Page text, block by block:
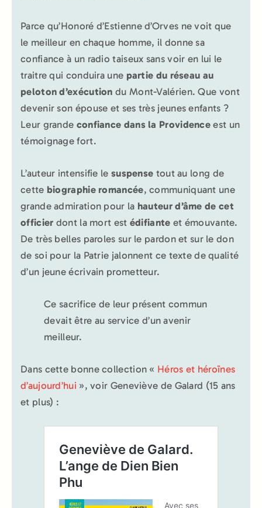
Parce qu’Honoré d’Estienne d’Orves ne voit que
le meilleur en chaque homme, il donne sa
confiance à un radio taiseux sans voir en lui le
traitre qui conduira une partie du réseau au
peloton d’exécution du Mont-Valérien. Que vont
devenir son épouse et ses très jeunes enfants ?
Leur grande confiance dans la Providence est un
témoignage fort.
L’auteur intensifie le suspense tout au long de
cette biographie romancée, communiquant une
grande admiration pour la hauteur d’âme de cet
officier dont la mort est édifiante et émouvante.
De très belles paroles sur le pardon et sur le don
de soi pour la Patrie jalonnent ce texte de qualité
d’un jeune écrivain prometteur.
Ce sacrifice de leur présent commun
devait être au service d’un avenir
meilleur.
Dans cette bonne collection « Héros et héroïnes
d’aujourd’hui », voir Geneviève de Galard (15 ans
et plus) :